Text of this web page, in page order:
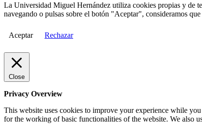
La Universidad Miguel Hernández utiliza cookies propias y de
navegando o pulsas sobre el botón "Aceptar", consideramos
Aceptar Rechazar
Close
Privacy Overview
This website uses cookies to improve your experience while
for the working of basic functionalities of the website. We also